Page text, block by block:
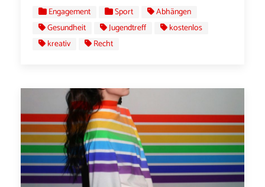
Engagement Sport
Abhängen
Gesundheit
Jugendtreff
kostenlos
kreativ
Recht